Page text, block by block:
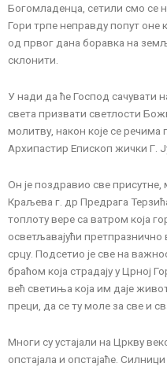
Богомладенца, сетили смо се
Гори трпе неправду попут оне
од првог дана боравка на
склонити.
У нади да ће Господ сачувати
света призвати светлости
молитву, након које се
Архипастир Епископ жички Г.
Он је поздравио све присутне,
Краљева г. др Предрага
топлоту вере са ватром која
осветљавајући
срцу. Подсетио је све на
браћом која страдају у Црној
већ светиња која им даје
преци, да се ту моле за све и
Многи су устајали на Цркву
опстајала и опстајаће.